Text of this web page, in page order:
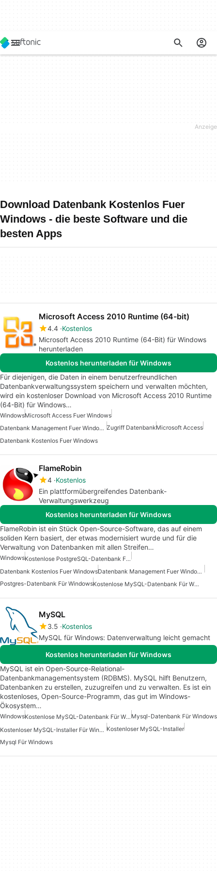
Download Datenbank Kostenlos Fuer
Windows - die beste Software und die
besten Apps
Microsoft Access 2010 Runtime (64-bit)
4.4 Kostenlos
Microsoft Access 2010 Runtime (64-Bit) für Windows
herunterladen
Kostenlos herunterladen für Windows
Für diejenigen, die Daten in einem benutzerfreundlichen
Datenbankverwaltungssystem speichern und verwalten möchten,
wird ein kostenloser Download von Microsoft Access 2010 Runtime
(64-Bit) für Windows…
WindowsMicrosoft Access Fuer Windows
Datenbank Management Fuer Windows Zugriff DatenbankMicrosoft Access
Datenbank Kostenlos Fuer Windows
FlameRobin
4 Kostenlos
Ein plattformübergreifendes Datenbank-
Verwaltungswerkzeug
Kostenlos herunterladen für Windows
FlameRobin ist ein Stück Open-Source-Software, das auf einem
soliden Kern basiert, der etwas modernisiert wurde und für die
Verwaltung von Datenbanken mit allen Streifen…
Windows
Kostenlose PostgreSQL-Datenbank Für Windows
Datenbank Kostenlos Fuer Windows
Datenbank Management Fuer Windows
Postgres-Datenbank Für Windows
Kostenlose MySQL-Datenbank Für Windows
MySQL
3.5 Kostenlos
MySQL für Windows: Datenverwaltung leicht gemacht
Kostenlos herunterladen für Windows
MySQL ist ein Open-Source-Relational-
Datenbankmanagementsystem (RDBMS). MySQL hilft Benutzern,
Datenbanken zu erstellen, zuzugreifen und zu verwalten. Es ist ein
kostenloses, Open-Source-Programm, das gut im Windows-
Ökosystem…
Windows Kostenlose MySQL-Datenbank Für WindowsMysql-Datenbank Für Windows
Kostenloser MySQL-Installer Für Windows Kostenloser MySQL-Installer
Mysql Für Windows